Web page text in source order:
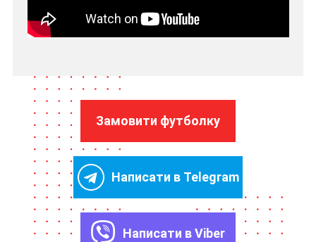
Замовити футболку
Написати в Telegram
Написати в Viber